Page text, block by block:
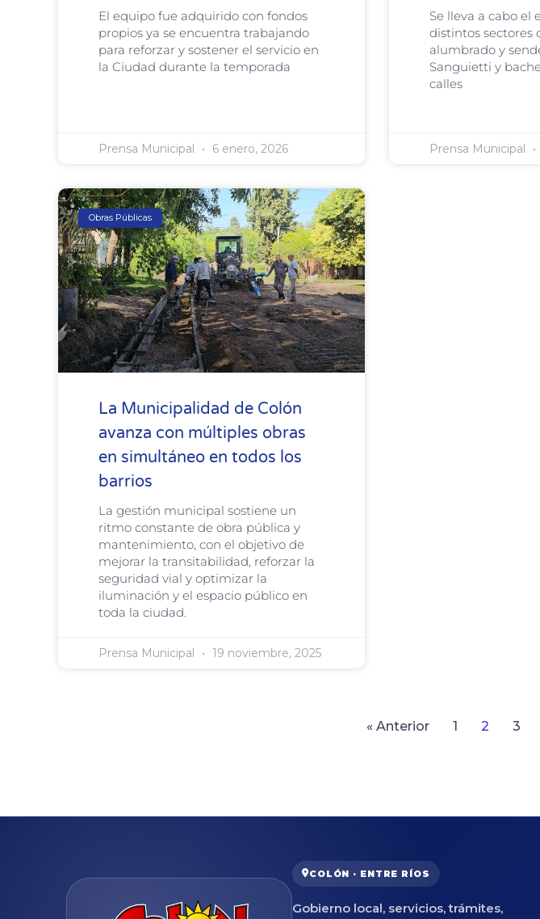
El equipo fue adquirido con fondos
propios ya se encuentra trabajando
para reforzar y sostener el servicio en
la Ciudad durante la temporada
Prensa Municipal 6 enero, 2026
Se lleva a cabo el
distintos sectores
alumbrado y
Sanguietti y
calles
Prensa Municipal
Obras Públicas
La Municipalidad de Colón
avanza con múltiples obras
en simultáneo en todos los
barrios
La gestión municipal sostiene un
ritmo constante de obra pública y
mantenimiento, con el objetivo de
mejorar la transitabilidad, reforzar la
seguridad vial y optimizar la
iluminación y el espacio público en
toda la ciudad.
Prensa Municipal 19 noviembre, 2025
« Anterior 1 2 3
COLÓN · ENTRE RÍOS
Gobierno local, servicios, trámites,